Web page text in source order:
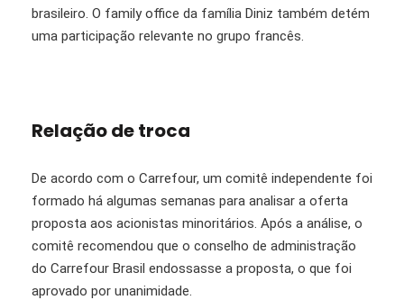
brasileiro. O family office da família Diniz também detém
uma participação relevante no grupo francês.
Relação de troca
De acordo com o Carrefour, um comitê independente foi
formado há algumas semanas para analisar a oferta
proposta aos acionistas minoritários. Após a análise, o
comitê recomendou que o conselho de administração
do Carrefour Brasil endossasse a proposta, o que foi
aprovado por unanimidade.